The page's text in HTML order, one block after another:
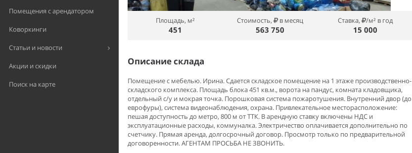
Помещения с арендатором
Коворкинги
Статьи и новости
Акции и скидки
Поиск на карте
Площадь, м²
451
Стоимость, в месяц
563 750
Ставка, /м² в год
15 000
Описание склада
Помещение с мебелью. Ирина. Сдается складское помещение на 1 этаже производственно-
складского комплекса. Площадь блока 451 кв.м., ворота на пандус, комната кладовщика,
отдельный с/у и мокрая точка. Порошковая система пожаротушения. Внутренний двор (до
еврофуры), система видеонаблюдения, охрана. Привлекательное месторасположение:
пешая доступность до метро, 800 м от ТТК. В арендную ставку включены НДС и
эксплуатационные расходы, коммуналка. Электричество оплачивается дополнительно по
счетчику. Прямая аренда, долгосрочный договор. Просмотр только по предварительной
договоренности. АГЕНТАМ ПРОСЬБА НЕ ЗВОНИТЬ.